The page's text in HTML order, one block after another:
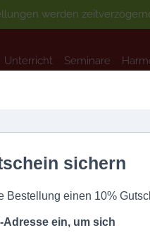
Unterricht Seminare
werden
sichern
Bestellung einen 10%
Adresse ein, um sich